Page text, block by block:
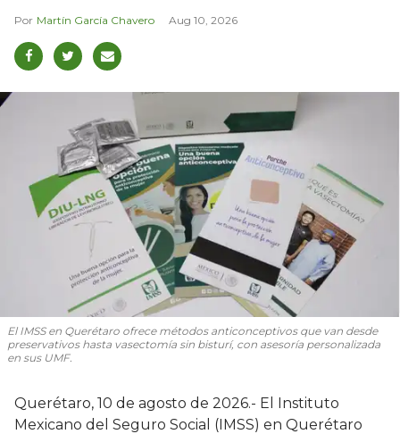
Martín García Chavero Aug 10, 2026
El IMSS en Querétaro ofrece métodos anticonceptivos que van desde
preservativos hasta vasectomía sin bisturí, con asesoría personalizada
en sus UMF.
Querétaro, 10 de agosto de 2026.- El Instituto
Mexicano del Seguro Social (IMSS) en Querétaro